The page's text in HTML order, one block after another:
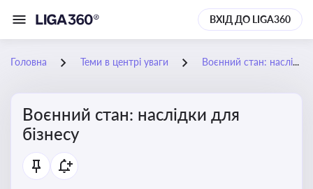
ВХІД ДО LIGA360
Головна Теми в центрі уваги Воєнний стан: наслідки для бізнесу
Воєнний стан: наслідки для
бізнесу